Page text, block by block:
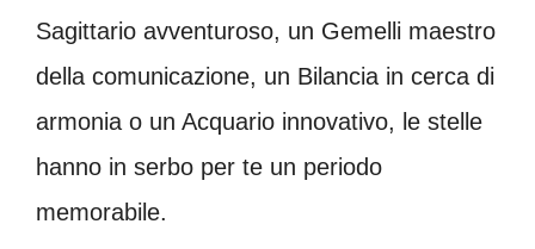
Sagittario avventuroso, un Gemelli maestro
della comunicazione, un Bilancia in cerca di
armonia o un Acquario innovativo, le stelle
hanno in serbo per te un periodo
memorabile.